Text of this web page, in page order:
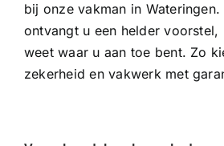
bij onze vakman in Wateringen.
ontvangt u een helder
weet waar u aan toe bent. Zo
zekerheid en vakwerk met